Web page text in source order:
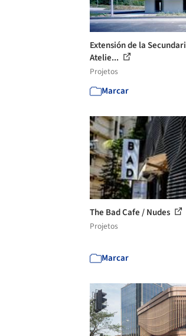
Extensión de la
Atelie...
Projetos
Marcar
The Bad Cafe / Nudes
Projetos
Marcar